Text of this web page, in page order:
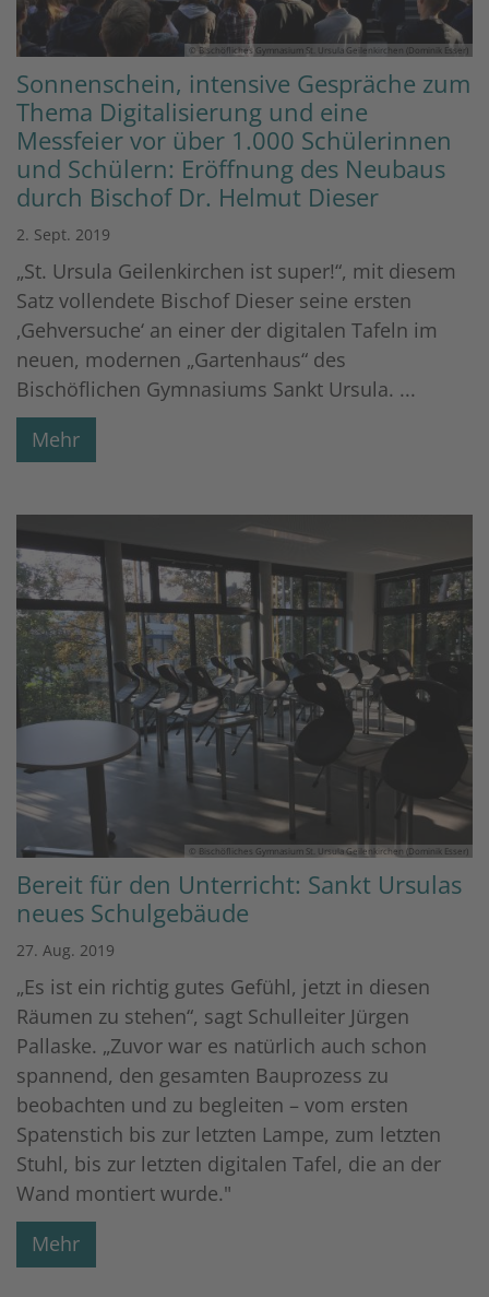
© Bischöfliches Gymnasium St. Ursula Geilenkirchen (Dominik Esser)
Sonnenschein, intensive Gespräche zum
Thema Digitalisierung und eine
Messfeier vor über 1.000 Schülerinnen
und Schülern: Eröffnung des Neubaus
durch Bischof Dr. Helmut Dieser
2. Sept. 2019
„St. Ursula Geilenkirchen ist super!“, mit diesem
Satz vollendete Bischof Dieser seine ersten
‚Gehversuche‘ an einer der digitalen Tafeln im
neuen, modernen „Gartenhaus“ des
Bischöflichen Gymnasiums Sankt Ursula. ...
Mehr
© Bischöfliches Gymnasium St. Ursula Geilenkirchen (Dominik Esser)
Bereit für den Unterricht: Sankt Ursulas
neues Schulgebäude
27. Aug. 2019
„Es ist ein richtig gutes Gefühl, jetzt in diesen
Räumen zu stehen“, sagt Schulleiter Jürgen
Pallaske. „Zuvor war es natürlich auch schon
spannend, den gesamten Bauprozess zu
beobachten und zu begleiten – vom ersten
Spatenstich bis zur letzten Lampe, zum letzten
Stuhl, bis zur letzten digitalen Tafel, die an der
Wand montiert wurde."
Mehr